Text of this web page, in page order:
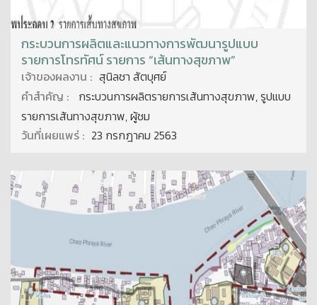
กระบวนการผลิตและแนวทางการพัฒนารูปแบบ
รายการโทรทัศน์ รายการ “เส้นทางสุขภาพ”
เจ้าของผลงาน : สุนิลชา สัตบุศย์
คำสำคัญ :
กระบวนการผลิตรายการเส้นทางสุขภาพ, รูปแบบ
รายการเส้นทางสุขภาพ, ผู้ชม
วันที่เผยแพร่ : 23 กรกฎาคม 2563